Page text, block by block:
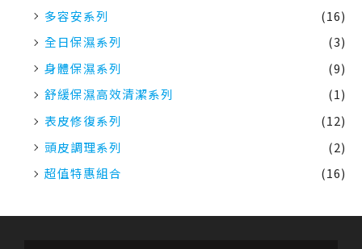
多容安系列
(16)
全日保濕系列
(3)
身體保濕系列
(9)
舒緩保濕高效清潔系列
(1)
表皮修復系列
(12)
頭皮調理系列
(2)
超值特惠組合
(16)